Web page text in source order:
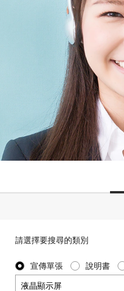
請選擇要搜尋的類別
宣傳單張 說明書
液晶顯示屏